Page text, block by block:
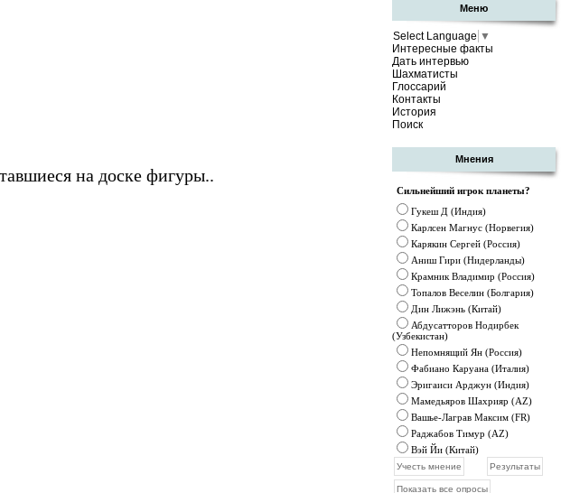
на доске фигуры..
Меню
Select Language ▼
Интересные факты
Дать интервью
Шахматисты
Глоссарий
Контакты
История
Поиск
Мнения
Сильнейший игрок планеты?
Гукеш Д (Индия)
Карлсен Магнус (Норвегия)
Карякин Сергей (Россия)
Аниш Гири (Нидерланды)
Крамник Владимир (Россия)
Топалов Веселин (Болгария)
Дин Лижэнь (Китай)
Абдусатторов Нодирбек
(Узбекистан)
Непомнящий Ян (Россия)
Фабиано Каруана (Италия)
Эригаиси Арджун (Индия)
Мамедьяров Шахрияр (AZ)
Вашье-Лаграв Максим (FR)
Раджабов Тимур (AZ)
Вэй Йи (Китай)